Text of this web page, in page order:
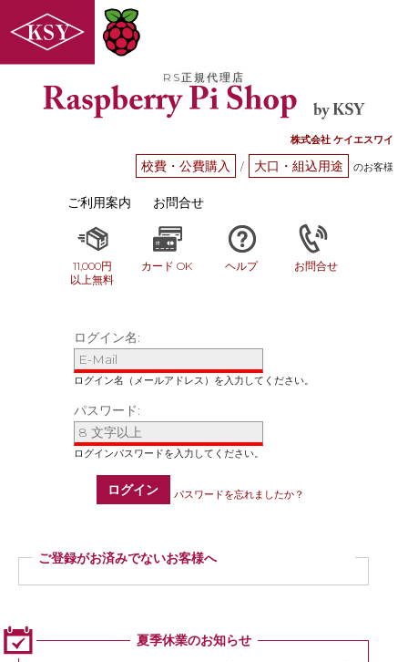
RS正規代理店
株式会社 ケイエスワイ
校費・公費購入 / 大口・組込用途 のお客様
ご利用案内 お問合せ
11,000円
以上無料
カード OK ヘルプ お問合せ
ログイン名:
パスワード:
ログイン パスワードを忘れましたか？
ご登録がお済みでないお客様へ
ご登録いただくと商品ご購入の際、お届け先情報などを毎回ご入力いただかなく
夏季休業のお知らせ